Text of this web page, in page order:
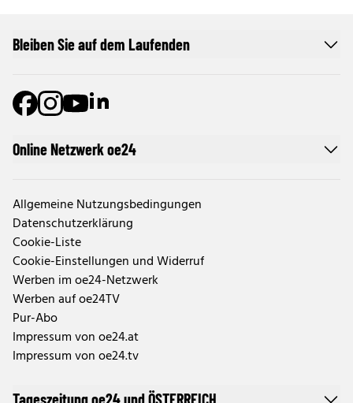
Online Netzwerk oe24
Allgemeine Nutzungsbedingungen
Datenschutzerklärung
Cookie-Liste
Cookie-Einstellungen und Widerruf
Werben im oe24-Netzwerk
Werben auf oe24TV
Pur-Abo
Impressum von oe24.at
Impressum von oe24.tv
Bleiben Sie auf dem Laufenden